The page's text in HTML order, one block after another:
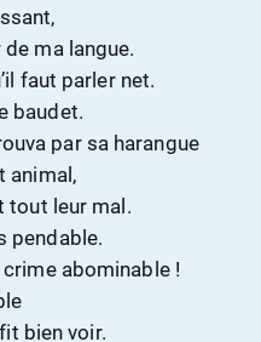
ma langue.
faut parler net.
baudet.
par sa harangue
animal,
tout leur mal.
pendable.
crime abominable !
bien voir.